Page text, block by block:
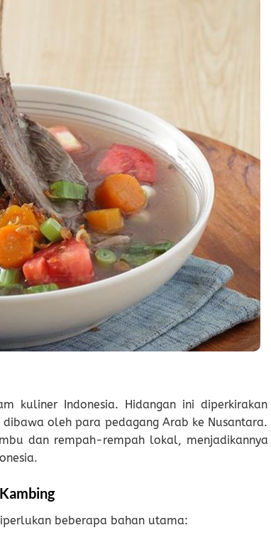
kuliner Indonesia. Hidangan ini diperkirakan
oleh para pedagang Arab ke Nusantara.
dan rempah-rempah lokal, menjadikannya
beberapa bahan utama: